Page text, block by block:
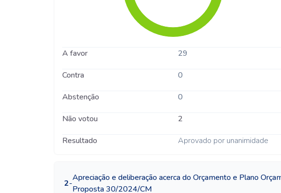
A favor 29
Contra 0
Abstenção 0
Não votou 2
Resultado Aprovado por unanimidade
2-
Apreciação e deliberação acerca do Orçamento e Plano
Proposta 30/2024/CM